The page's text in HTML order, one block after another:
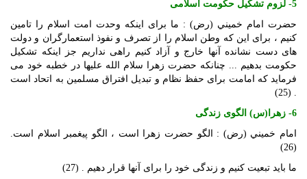
5- لزوم تشكيل حكومت اسلامى
حضرت امام خميني (رض) : ما براى اينكه وحدت امت اسلام را تامين
كنيم ، براى اين كه وطن اسلام را از تصرف و نفوذ استعمارگران و دولت
هاى دست‏ نشانده آنها خارج و آزاد كنيم راهى نداريم جز اينكه تشكيل
حكومت‏ بدهيم ... چنانكه حضرت زهرا سلام الله عليها در خطبه خود مى
‏فرمايد كه امامت‏ براى حفظ نظام و تبديل افتراق مسلمين به اتحاد است
. (25)
6- زهرا(س) الگوى زندگى
امام خميني (رض) : الگو حضرت زهرا است ، الگو پيغمبر اسلام است.
(26)
ما بايد تبعيت كنيم و زندگى خود را براى آنها قرار دهيم . (27)